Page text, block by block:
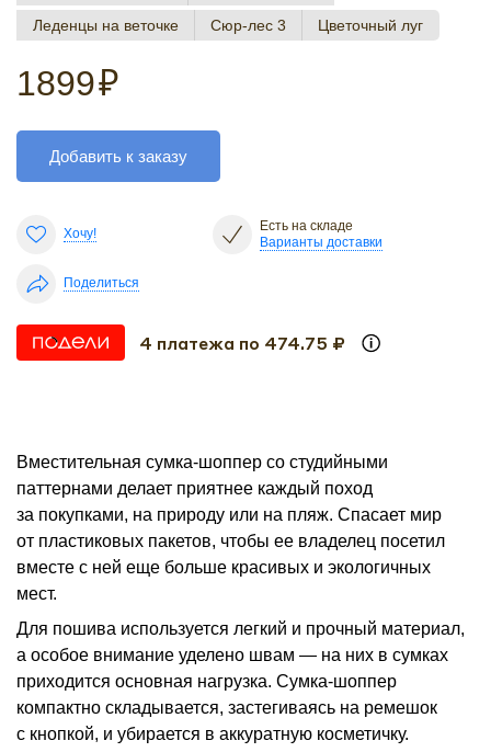
Леденцы на веточке
Сюр-лес 3 Цветочный луг
1899₽
Добавить к заказу
Хочу!
Есть на складе
Варианты доставки
Поделиться
4 платежа по 474.75 ₽
Вместительная сумка-шоппер со студийными
паттернами делает приятнее каждый поход
за покупками, на природу или на пляж. Спасает мир
от пластиковых пакетов, чтобы ее владелец посетил
вместе с ней еще больше красивых и экологичных
мест.
Для пошива используется легкий и прочный материал,
а особое внимание уделено швам — на них в сумках
приходится основная нагрузка. Сумка-шоппер
компактно складывается, застегиваясь на ремешок
с кнопкой, и убирается в аккуратную косметичку.